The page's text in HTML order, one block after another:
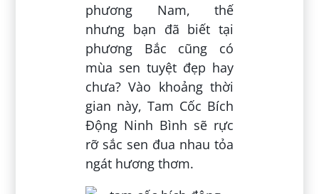
phương Nam, thế
nhưng bạn đã biết tại
phương Bắc cũng có
mùa sen tuyệt đẹp hay
chưa? Vào khoảng thời
gian này, Tam Cốc Bích
Động Ninh Bình sẽ rực
rỡ sắc sen đua nhau tỏa
ngát hương thơm.